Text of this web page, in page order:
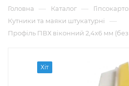
Головна — Каталог —
Кутники та маяки штукатурні —
Профіль ПВХ віконний 2,4х6 мм (без
Хіт